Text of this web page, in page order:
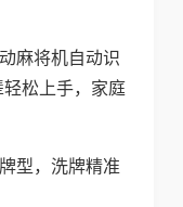
麻将机自动识
松上手，家庭
型，洗牌精准